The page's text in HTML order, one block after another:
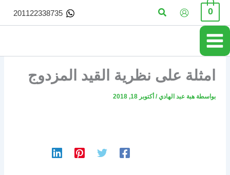
تخطي
المحتوى
0 البحث 201122338735
امثلة على نظرية القيد المزدوج
بواسطة هبة عبد الهادي/ أكتوبر 18, 2018